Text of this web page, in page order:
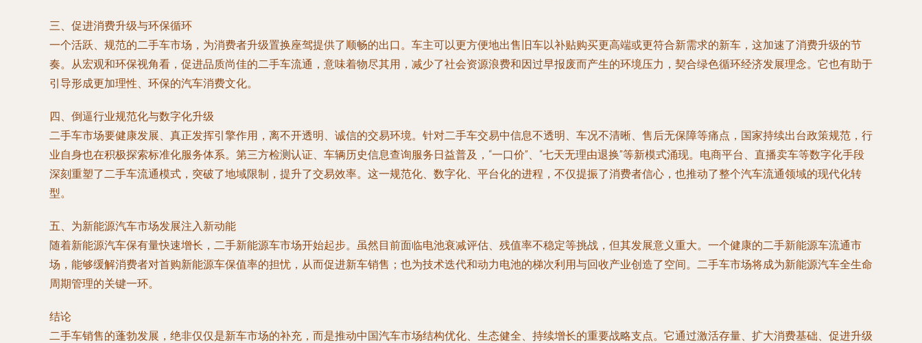
三、促进消费升级与环保循环
一个活跃、规范的二手车市场，为消费者升级置换座驾提供了顺畅的出口。车主可以更方便地出售旧车以补贴购买更高端或更符合新需求的新车，这加速了消费升级的节
奏。从宏观和环保视角看，促进品质尚佳的二手车流通，意味着物尽其用，减少了社会资源浪费和因过早报废而产生的环境压力，契合绿色循环经济发展理念。它也有助于
引导形成更加理性、环保的汽车消费文化。
四、倒逼行业规范化与数字化升级
二手车市场要健康发展、真正发挥引擎作用，离不开透明、诚信的交易环境。针对二手车交易中信息不透明、车况不清晰、售后无保障等痛点，国家持续出台政策规范，行
业自身也在积极探索标准化服务体系。第三方检测认证、车辆历史信息查询服务日益普及，“一口价”、“七天无理由退换”等新模式涌现。电商平台、直播卖车等数字化手段
深刻重塑了二手车流通模式，突破了地域限制，提升了交易效率。这一规范化、数字化、平台化的进程，不仅提振了消费者信心，也推动了整个汽车流通领域的现代化转
型。
五、为新能源汽车市场发展注入新动能
随着新能源汽车保有量快速增长，二手新能源车市场开始起步。虽然目前面临电池衰减评估、残值率不稳定等挑战，但其发展意义重大。一个健康的二手新能源车流通市
场，能够缓解消费者对首购新能源车保值率的担忧，从而促进新车销售；也为技术迭代和动力电池的梯次利用与回收产业创造了空间。二手车市场将成为新能源汽车全生命
周期管理的关键一环。
结论
二手车销售的蓬勃发展，绝非仅仅是新车市场的补充，而是推动中国汽车市场结构优化、生态健全、持续增长的重要战略支点。它通过激活存量、扩大消费基础、促进升级